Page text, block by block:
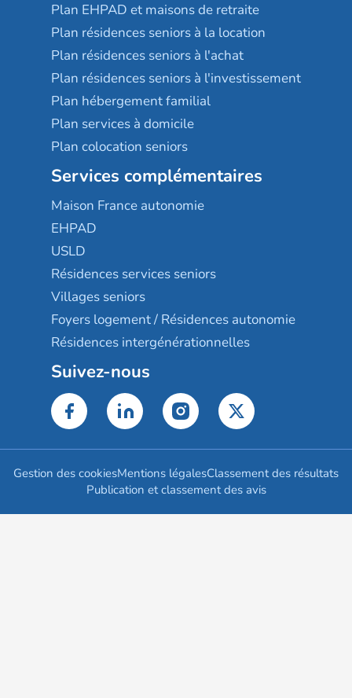
Plan EHPAD et maisons de retraite
Plan résidences seniors à la location
Plan résidences seniors à l'achat
Plan résidences seniors à l'investissement
Plan hébergement familial
Plan services à domicile
Plan colocation seniors
Services complémentaires
Maison France autonomie
EHPAD
USLD
Résidences services seniors
Villages seniors
Foyers logement / Résidences autonomie
Résidences intergénérationnelles
Suivez-nous
Gestion des cookiesMentions légalesClassement des résultats
Publication et classement des avis